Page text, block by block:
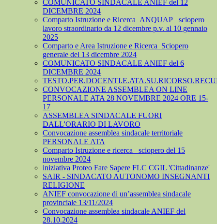
COMUNICATO SINDACALE ANIEF del 12
DICEMBRE 2024
Comparto Istruzione e Ricerca_ANQUAP_ sciopero
lavoro straordinario da 12 dicembre p.v. al 10 gennaio
2025
Comparto e Area Istruzione e Ricerca_Sciopero
generale del 13 dicembre 2024
COMUNICATO SINDACALE ANIEF del 6
DICEMBRE 2024
CONVOCAZIONE ASSEMBLEA ON LINE
PERSONALE ATA 28 NOVEMBRE 2024 ORE 15-
17
ASSEMBLEA SINDACALE FUORI
DALL'ORARIO DI LAVORO
Convocazione assemblea sindacale territoriale
PERSONALE ATA
Comparto Istruzione e ricerca_ sciopero del 15
novembre 2024
iniziativa Proteo Fare Sapere FLC CGIL 'Cittadinanze'
SAIR - SINDACATO AUTONOMO INSEGNANTI
RELIGIONE
ANIEF convocazione di un’assemblea sindacale
provinciale 13/11/2024
Convocazione assemblea sindacale ANIEF del
28.10.2024